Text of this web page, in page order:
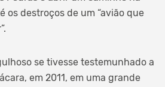
os destroços de um “avião que
se tivesse testemunhado a
em 2011, em uma grande